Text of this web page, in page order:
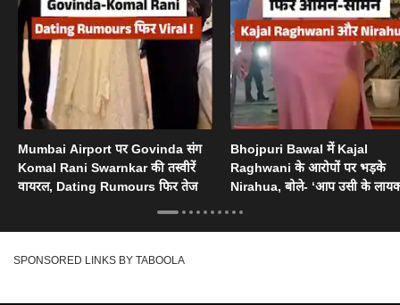
Mumbai Airport पर Govinda संग
Komal Rani Swarnkar की तस्वीरें
वायरल, Dating Rumours फिर तेज
Bhojpuri Bawal में Kajal
Raghwani के आरोपों पर भड़के
Nirahua, बोले- ‘आप उसी के लायक
SPONSORED LINKS BY TABOOLA